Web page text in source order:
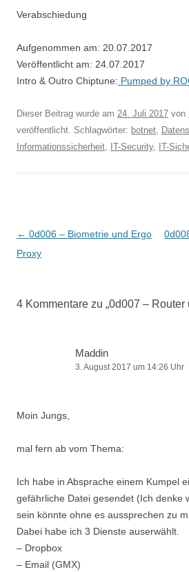
Verabschiedung
Aufgenommen am: 20.07.2017
Veröffentlicht am: 24.07.2017
Intro & Outro Chiptune: Pumped by
Dieser Beitrag wurde am 24. Juli 2017 von
veröffentlicht. Schlagwörter: botnet,
Informationssicherheit, IT-Security, IT-
Beitragsnavigation
← 0d006 – Biometrie und Ergo
Proxy
4 Kommentare zu „0d007 – Router
Maddin
3. August 2017 um 14:26 Uhr
Moin Jungs,
mal fern ab vom Thema:
Ich habe in Absprache einem Kumpel
gefährliche Datei gesendet (Ich denke
sein könnte ohne es aussprechen zu
Dabei habe ich 3 Dienste auserwählt.
– Dropbox
– Email (GMX)